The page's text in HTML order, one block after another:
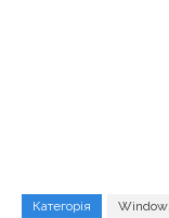
Категорія